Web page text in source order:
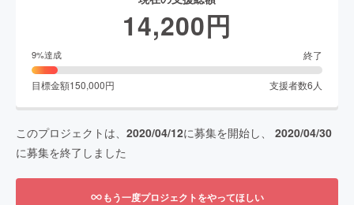
14,200円
9%達成 終了
目標金額150,000円 支援者数6 人
このプロジェクトは、 2020/04/12に募集を開始し、 2020/04/30
に募集を終了しました
もう一度プロジェクトをやってほしい